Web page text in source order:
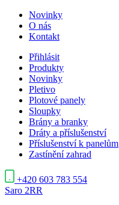
Novinky
O nás
Kontakt
Přihlásit
Produkty
Novinky
Pletivo
Plotové panely
Sloupky
Brány a branky
Dráty a příslušenství
Příslušenství k panelům
Zastínění zahrad
+420 603 783 554
Saro 2RR